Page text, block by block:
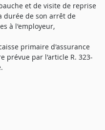
et de visite de reprise
durée de son arrêt de
à l'employeur,
primaire d'assurance
prévue par l'article R. 323-